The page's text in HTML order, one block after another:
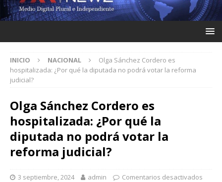
INICIO NACIONAL
Olga Sánchez Cordero es
hospitalizada: ¿Por qué la diputada no podrá votar la reforma
judicial?
Olga Sánchez Cordero es
hospitalizada: ¿Por qué la
diputada no podrá votar la
reforma judicial?
3 septiembre, 2024 admin Comentarios desactivados